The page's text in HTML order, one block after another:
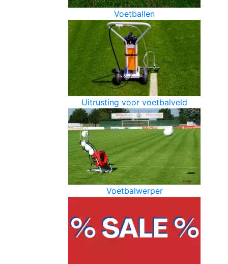
Voetballen
Uitrusting voor voetbalveld
Voetbalwerper